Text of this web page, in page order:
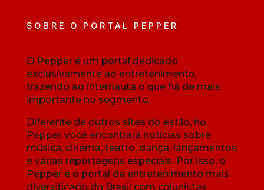
SOBRE O PORTAL PEPPER
O Pepper é um portal dedicado
exclusivamente ao entretenimento,
trazendo ao internauta o que há de mais
importante no segmento.
Diferente de outros sites do estilo, no
Pepper você encontrará notícias sobre
música, cinema, teatro, dança, lançamentos
e várias reportagens especiais. Por isso, o
Pepper é o portal de entretenimento mais
diversificado do Brasil com colunistas